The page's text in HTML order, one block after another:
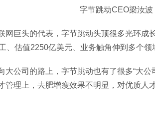
字节跳动CEO梁汝
网巨头的代表，字节跳动头顶很多光环
、估值2250亿美元、业务触角伸到多个领
大公司的路上，字节跳动也有了很多“大
管理上，去肥增瘦效果不明显，对优质